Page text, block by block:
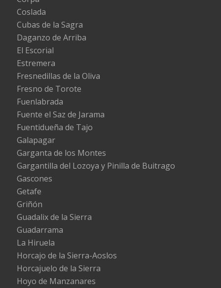
Coslada
Cubas de la Sagra
Daganzo de Arriba
El Escorial
Estremera
Fresnedillas de la Oliva
Fresno de Torote
Fuenlabrada
Fuente el Saz de Jarama
Fuentidueña de Tajo
Galapagar
Garganta de los Montes
Gargantilla del Lozoya y Pinilla de Buitrago
Gascones
Getafe
Griñón
Guadalix de la Sierra
Guadarrama
La Hiruela
Horcajo de la Sierra-Aoslos
Horcajuelo de la Sierra
Hoyo de Manzanares